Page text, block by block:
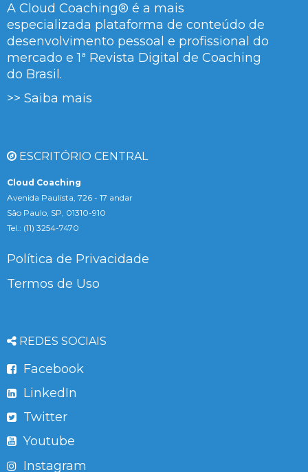
A Cloud Coaching® é a mais
especializada plataforma de conteúdo de
desenvolvimento pessoal e profissional do
mercado e 1ª Revista Digital de Coaching
do Brasil.
>> Saiba mais
ESCRITÓRIO CENTRAL
Cloud Coaching
Avenida Paulista, 726 - 17 andar
São Paulo, SP, 01310-910
Tel.: (11) 3254-7470
Política de Privacidade
Termos de Uso
REDES SOCIAIS
Facebook
LinkedIn
Twitter
Youtube
Instagram